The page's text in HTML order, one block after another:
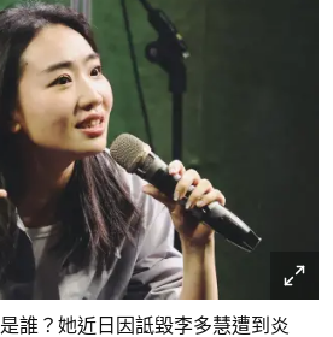
誰？她近日因詆毀李多慧遭到炎